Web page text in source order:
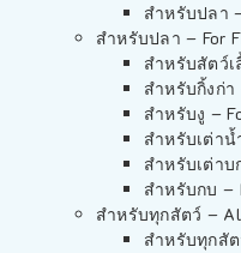
สำหรับปลา
สำหรับปลา – For
สำหรับสัตว์
สำหรับกิ้งก่า
สำหรับงู –
สำหรับเต่า
สำหรับเต่า
สำหรับกบ –
สำหรับทุกสัตว์ –
สำหรับทุกสั